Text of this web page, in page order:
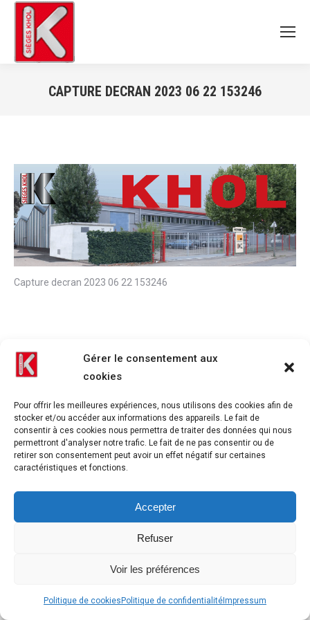
Gérer le consentement aux
cookies
Pour offrir les meilleures expériences, nous utilisons des cookies afin de
stocker et/ou accéder aux informations des appareils. Le fait de
consentir à ces cookies nous permettra de traiter des données qui nous
permettront d'analyser notre trafic. Le fait de ne pas consentir ou de
retirer son consentement peut avoir un effet négatif sur certaines
caractéristiques et fonctions.
Accepter
Refuser
Voir les préférences
Politique de cookies Politique de confidentialité Impressum
CAPTURE DECRAN 2023 06 22 153246
Capture decran 2023 06 22 153246